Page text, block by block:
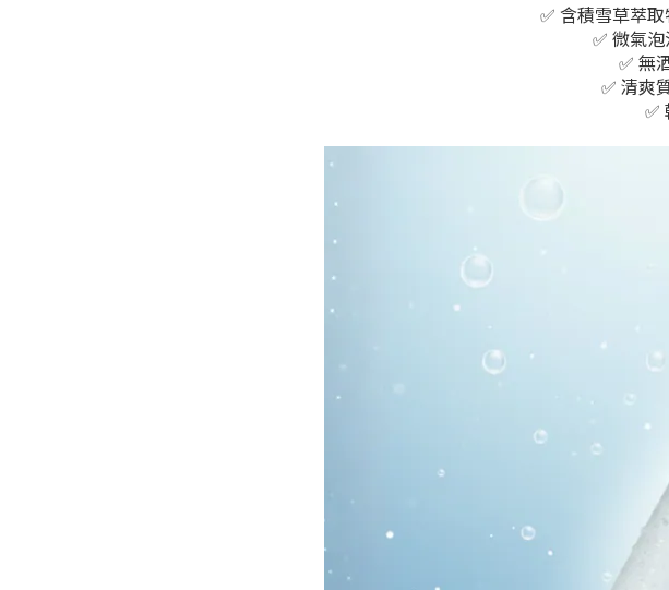
✅ 含積雪草萃
✅ 微氣
✅ 無
✅ 清爽
✅